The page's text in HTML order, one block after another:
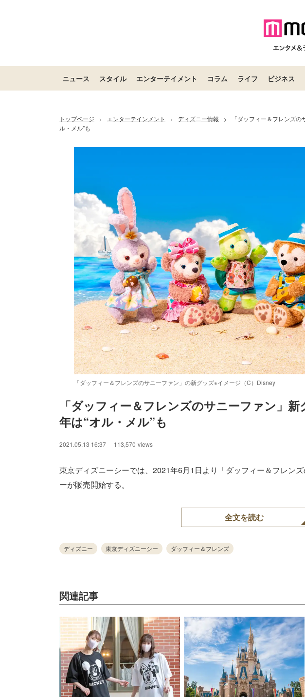
ニュース スタイル エンターテイメント コラム ライフ ビジネス
トップページ > エンターテインメント > ディズニー情報 >
「ダッフィー＆フレンズ
ル・メル”も
「ダッフィー＆フレンズのサニーファン」の新グッズ※イメージ（C）Disney
「ダッフィー＆フレンズのサニーファン」
年は“オル・メル”も
2021.05.13 16:37 113,570 views
東京ディズニーシーでは、2021年6月1日より「ダッフィー＆フレン
ーが販売開始する。
全文を読む
ディズニー 東京ディズニーシー ダッフィー＆フレンズ
関連記事